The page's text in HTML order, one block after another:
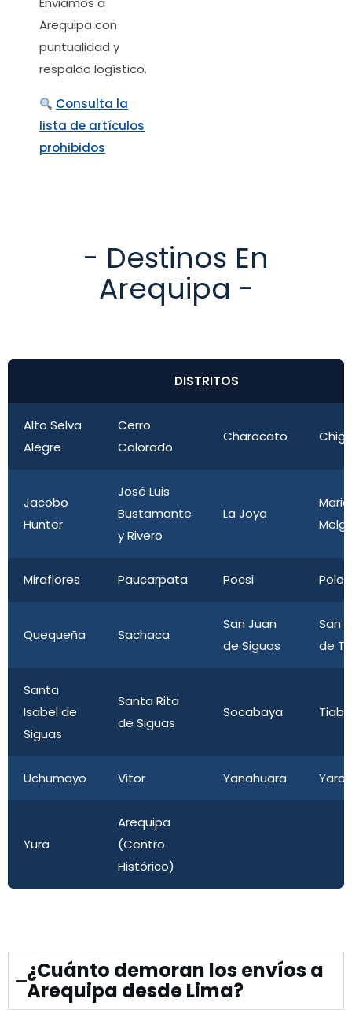
Arequipa con
puntualidad y
respaldo logístico.
Consulta la
lista de artículos
prohibidos
- Destinos En
Arequipa -
DISTRITOS
Alto Selva
Alegre
Cerro
Colorado
Characato
Jacobo
Hunter
José Luis
Bustamante
y Rivero
La Joya
Miraflores Paucarpata Pocsi
Quequeña Sachaca
San Juan
de Siguas
San
de
Santa
Isabel de
Siguas
Santa Rita
de Siguas
Socabaya
Uchumayo Vitor Yanahuara
Yura
Arequipa
(Centro
Histórico)
¿Cuánto demoran los envíos a
Arequipa desde Lima?